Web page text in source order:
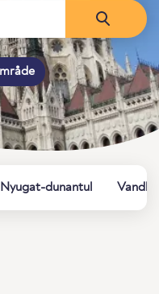
dunantul